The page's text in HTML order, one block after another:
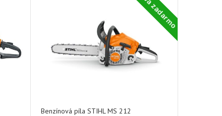
Benzínová píla STIHL MS 212